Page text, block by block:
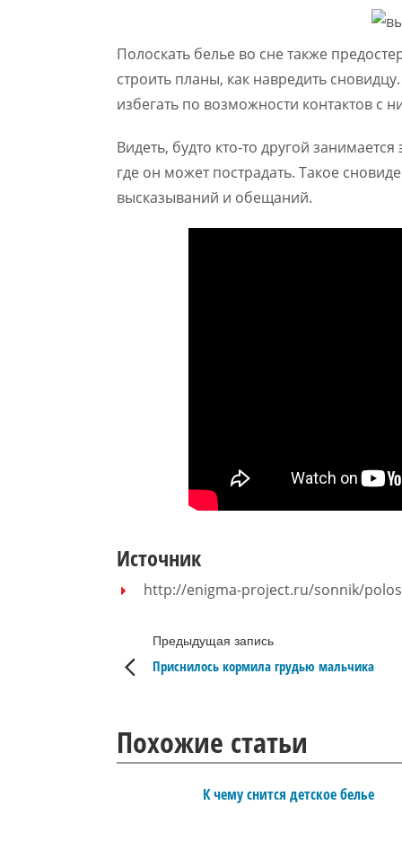
Полоскать белье во сне также
строить планы, как навредить
избегать по возможности контактов с
Видеть, будто кто-то другой
где он может пострадать. Такое
высказываний и обещаний.
Источник
http://enigma-project.ru/sonnik/
Предыдущая запись
Приснилось кормила грудью мальчика
Похожие статьи
К чему снится детское белье